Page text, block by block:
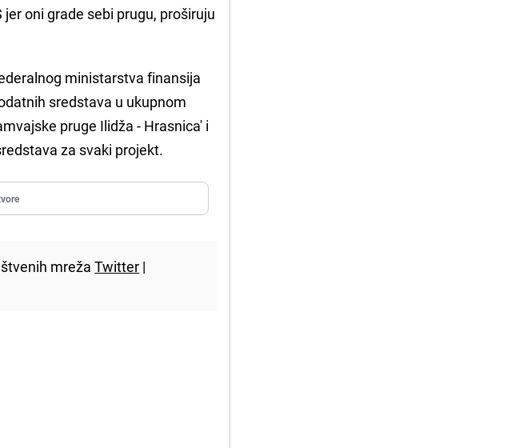
oni grade sebi prugu, proširuju
ministarstva finansija
sredstava u ukupnom
pruge Ilidža - Hrasnica' i
za svaki projekt.
mrežaTwitter |